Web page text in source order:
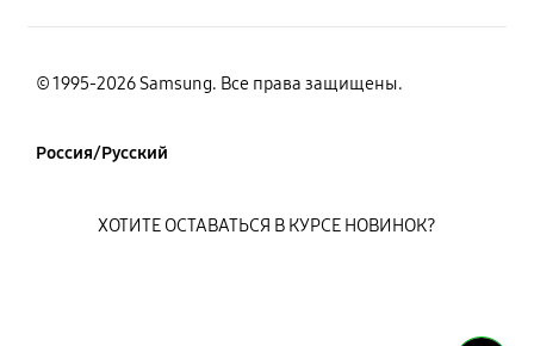
© 1995-2026 Samsung. Все права защищены.
Россия/Русский
ХОТИТЕ ОСТАВАТЬСЯ В КУРСЕ НОВИНОК?